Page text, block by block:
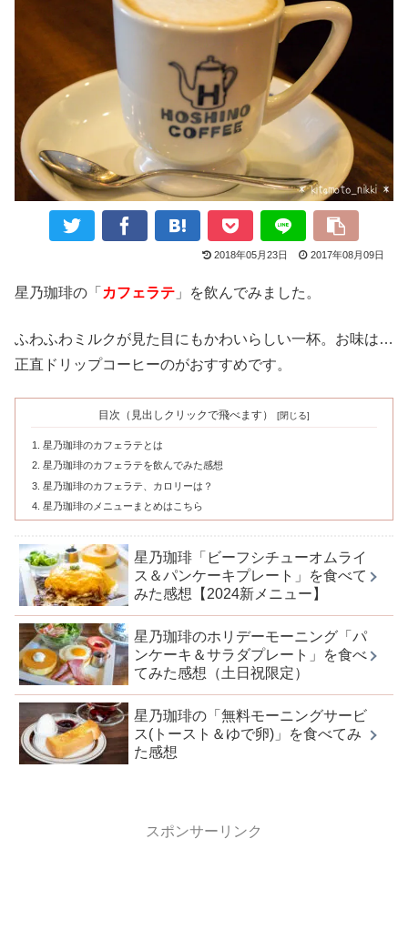
2018年05月23日 2017年08月09日
星乃珈琲の「 カフェラテ 」を飲んでみました。
ふわふわミルクが見た目にもかわいらしい一杯。お味は…
正直ドリップコーヒーのがおすすめです。
目次（見出しクリックで飛べます）
星乃珈琲のカフェラテとは
星乃珈琲のカフェラテを飲んでみた感想
星乃珈琲のカフェラテ、カロリーは？
星乃珈琲のメニューまとめはこちら
星乃珈琲「ビーフシチューオムライ
ス＆パンケーキプレート」を食べて
みた感想【2024新メニュー】
星乃珈琲のホリデーモーニング「パ
ンケーキ＆サラダプレート」を食べ
てみた感想（土日祝限定）
星乃珈琲の「無料モーニングサービ
ス(トースト＆ゆで卵)」を食べてみ
た感想
スポンサーリンク